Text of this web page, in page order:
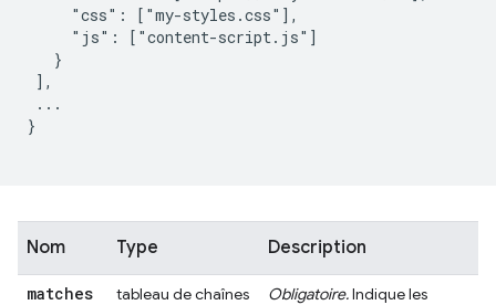
     "css": ["my-styles.css"],
     "js": ["content-script.js"]
   }
],
...
}
Nom Type Description
matches tableau de chaînes Obligatoire.Indique les